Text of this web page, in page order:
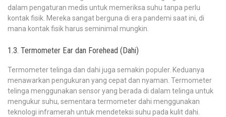
dalam pengaturan medis untuk memeriksa suhu tanpa perlu
kontak fisik. Mereka sangat berguna di era pandemi saat ini, di
mana kontak fisik harus seminimal mungkin.
1.3. Termometer Ear dan Forehead (Dahi)
Termometer telinga dan dahi juga semakin populer. Keduanya
menawarkan pengukuran yang cepat dan nyaman. Termometer
telinga menggunakan sensor yang berada di dalam telinga untuk
mengukur suhu, sementara termometer dahi menggunakan
teknologi inframerah untuk mendeteksi suhu pada kulit dahi.